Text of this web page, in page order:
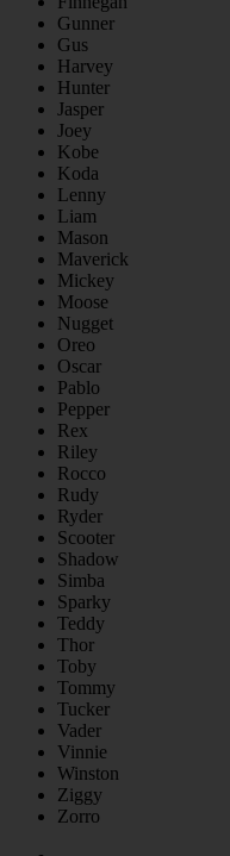
Gunner
Gus
Harvey
Hunter
Jasper
Joey
Kobe
Koda
Lenny
Liam
Mason
Maverick
Mickey
Moose
Nugget
Oreo
Oscar
Pablo
Pepper
Rex
Riley
Rocco
Rudy
Ryder
Scooter
Shadow
Simba
Sparky
Teddy
Thor
Toby
Tommy
Tucker
Vader
Vinnie
Winston
Ziggy
Zorro